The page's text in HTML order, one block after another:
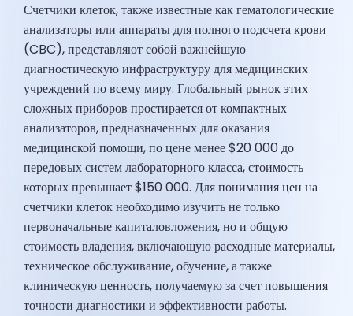
Счетчики клеток, также известные как гематологические
анализаторы или аппараты для полного подсчета крови
(CBC), представляют собой важнейшую
диагностическую инфраструктуру для медицинских
учреждений по всему миру. Глобальный рынок этих
сложных приборов простирается от компактных
анализаторов, предназначенных для оказания
медицинской помощи, по цене менее $20 000 до
передовых систем лабораторного класса, стоимость
которых превышает $150 000. Для понимания цен на
счетчики клеток необходимо изучить не только
первоначальные капиталовложения, но и общую
стоимость владения, включающую расходные материалы,
техническое обслуживание, обучение, а также
клиническую ценность, получаемую за счет повышения
точности диагностики и эффективности работы.